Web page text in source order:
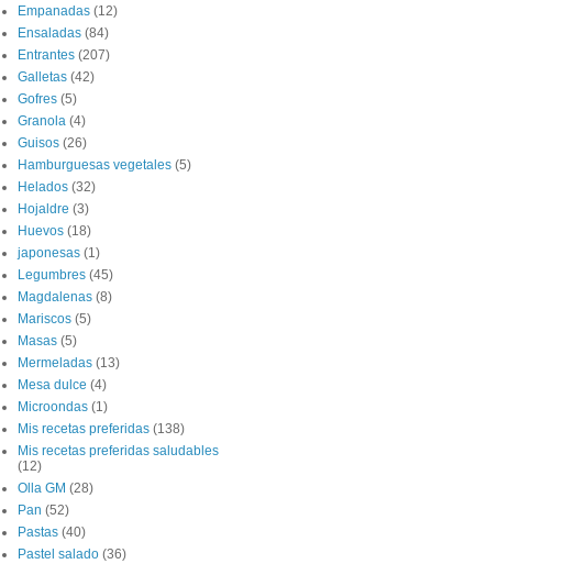
Empanadas (12)
Ensaladas (84)
Entrantes (207)
Galletas (42)
Gofres (5)
Granola (4)
Guisos (26)
Hamburguesas vegetales (5)
Helados (32)
Hojaldre (3)
Huevos (18)
japonesas (1)
Legumbres (45)
Magdalenas (8)
Mariscos (5)
Masas (5)
Mermeladas (13)
Mesa dulce (4)
Microondas (1)
Mis recetas preferidas (138)
Mis recetas preferidas saludables
(12)
Olla GM (28)
Pan (52)
Pastas (40)
Pastel salado (36)